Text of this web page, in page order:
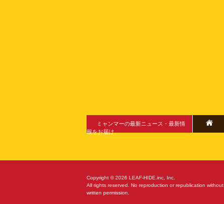
ミャンマーの最新ニュース・最新情
報をお届け
Copyright © 2026 LEAF-HIDE.inc, Inc.
All rights reserved. No reproduction or republication without
written permission.